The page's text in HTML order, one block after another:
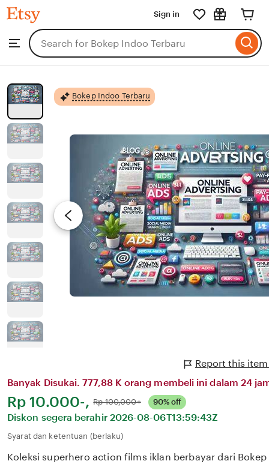
Bokep
Indoo
Terbaru
Browse
Search
for
items
shops
Sign in
Bokep Indoo Terbaru
Report this
Banyak Disukai. 777,88 K orang membeli ini dalam 24
Harga:
Rp 10.000-, Normal:
Rp 100,000+ 90% off
Diskon segera berahir 2026-08-06T13:59:43Z
Syarat dan ketentuan (berlaku)
Koleksi superhero action films iklan berbayar dari